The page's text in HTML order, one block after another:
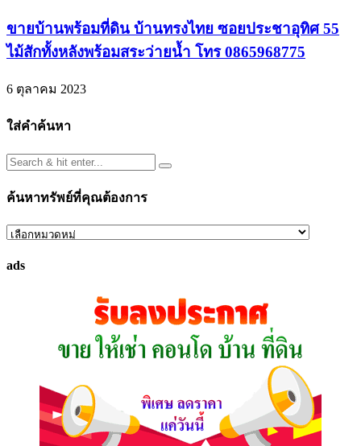
ขายบ้านพร้อมที่ดิน บ้านทรงไทย ซอยประชาอุทิศ 55
ไม้สักทั้งหลังพร้อมสระว่ายน้ำ โทร 0865968775
6 ตุลาคม 2023
ใส่คำค้นหา
ค้นหาทรัพย์ที่คุณต้องการ
ค้นหา
ที่
ads